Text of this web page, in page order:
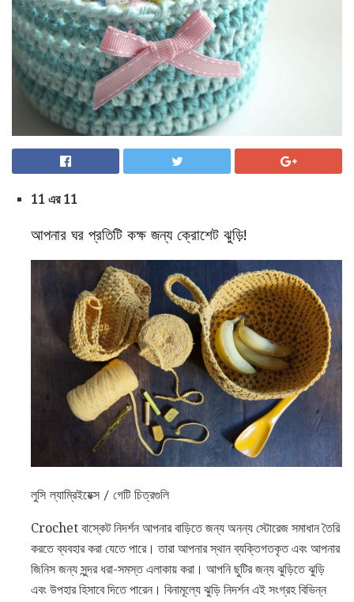
11 এর 11
আপনার ঘর প্রতিটি কক্ষ জন্য ক্রোশেট ঝুড়ি!
লুসি ল্যাম্রিইয়েক্স / গেটি চিত্রগুলি
Crochet বাস্কেট নিদর্শন আপনার বাড়িতে জন্য অনন্য স্টোরেজ সমাধান তৈরি
করতে ব্যবহার করা যেতে পারে। তারা আপনার স্থান ব্যক্তিগতকৃত এবং আপনার
জিনিস জন্য সুন্দর ধরা-সমস্ত এলাকায় করা। আপনি ছুটির জন্য ঝুড়িতে ঝুড়ি
এবং উপহার হিসাবে দিতে পারেন। বিনামূল্যে ঝুড়ি নিদর্শন এই সংগ্রহ বিভিন্ন